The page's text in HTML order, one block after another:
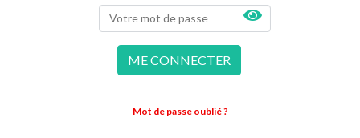
ME CONNECTER
Mot de passe oublié ?